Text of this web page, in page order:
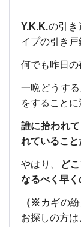
Y.K.K.の引き
イプの引き戸
何でも昨日の
一晩どうす
をすることに
誰に拾われ
れていること
やはり、 ど
なるべく早
（※ カギの
お探しの方は